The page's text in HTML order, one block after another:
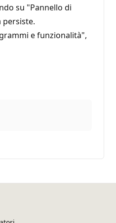
su "Pannello di
e funzionalità",